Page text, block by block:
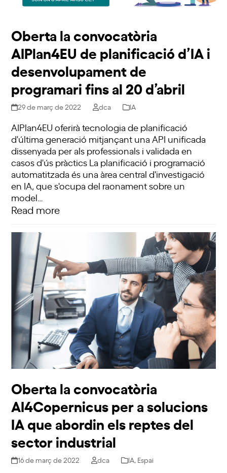
Oberta la convocatòria
AIPlan4EU de planificació d’IA i
desenvolupament de
programari fins al 20 d’abril
29 de març de 2022 dca IA
AIPlan4EU oferirà tecnologia de planificació
d'última generació mitjançant una API unificada
dissenyada per als professionals i validada en
casos d'ús pràctics La planificació i programació
automatitzada és una àrea central d'investigació
en IA, que s'ocupa del raonament sobre un
model…
Read more
Oberta la convocatòria
AI4Copernicus per a solucions
IA que abordin els reptes del
sector industrial
16 de març de 2022 dca IA Espai